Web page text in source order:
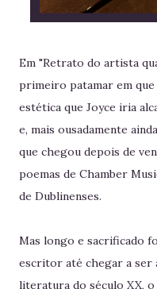
Em "Retrato do artista
primeiro patamar em
estética que Joyce iria
e, mais ousadamente
que chegou depois de
poemas de Chamber
de Dublinenses.
Mas longo e sacrificado
escritor até chegar a ser
literatura do século XX,